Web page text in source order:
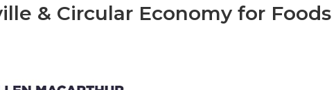
& Circular Economy for Foods